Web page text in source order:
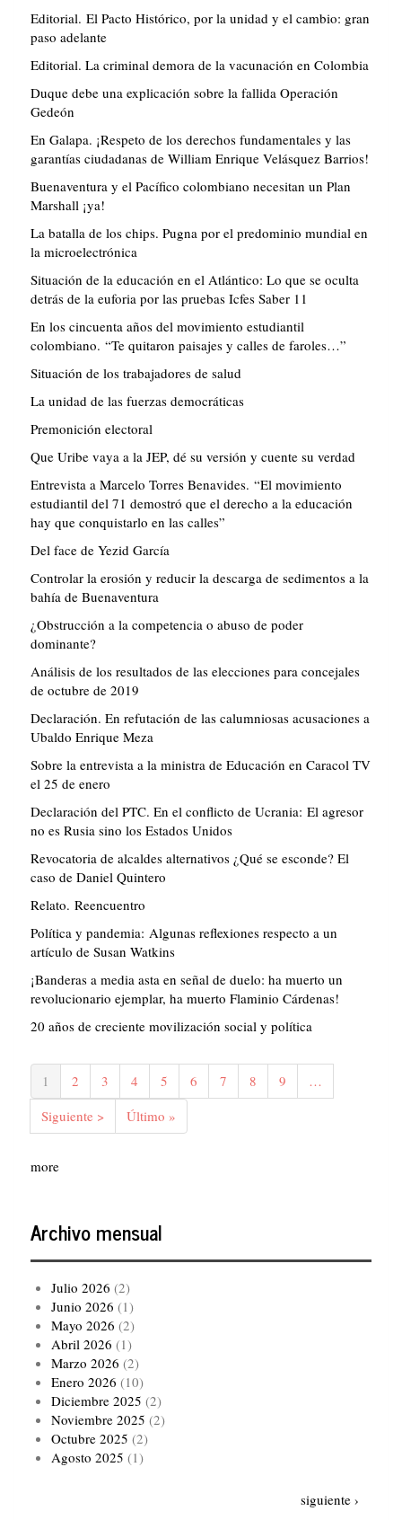
Editorial. El Pacto Histórico, por la unidad y el cambio: gran
paso adelante
Editorial. La criminal demora de la vacunación en Colombia
Duque debe una explicación sobre la fallida Operación
Gedeón
En Galapa. ¡Respeto de los derechos fundamentales y las
garantías ciudadanas de William Enrique Velásquez Barrios!
Buenaventura y el Pacífico colombiano necesitan un Plan
Marshall ¡ya!
La batalla de los chips. Pugna por el predominio mundial en
la microelectrónica
Situación de la educación en el Atlántico: Lo que se oculta
detrás de la euforia por las pruebas Icfes Saber 11
En los cincuenta años del movimiento estudiantil
colombiano. “Te quitaron paisajes y calles de faroles…”
Situación de los trabajadores de salud
La unidad de las fuerzas democráticas
Premonición electoral
Que Uribe vaya a la JEP, dé su versión y cuente su verdad
Entrevista a Marcelo Torres Benavides. “El movimiento
estudiantil del 71 demostró que el derecho a la educación
hay que conquistarlo en las calles”
Del face de Yezid García
Controlar la erosión y reducir la descarga de sedimentos a la
bahía de Buenaventura
¿Obstrucción a la competencia o abuso de poder
dominante?
Análisis de los resultados de las elecciones para concejales
de octubre de 2019
Declaración. En refutación de las calumniosas acusaciones a
Ubaldo Enrique Meza
Sobre la entrevista a la ministra de Educación en Caracol TV
el 25 de enero
Declaración del PTC. En el conflicto de Ucrania: El agresor
no es Rusia sino los Estados Unidos
Revocatoria de alcaldes alternativos ¿Qué se esconde? El
caso de Daniel Quintero
Relato. Reencuentro
Política y pandemia: Algunas reflexiones respecto a un
artículo de Susan Watkins
¡Banderas a media asta en señal de duelo: ha muerto un
revolucionario ejemplar, ha muerto Flaminio Cárdenas!
20 años de creciente movilización social y política
Paginación
Página
actual
1 Página
2 Página
3 Página
4 Página
5 Página
6 Página
7 Página
8 Página
9
…
Siguiente
página
Siguiente >
Última
página
Último »
more
Archivo mensual
Julio 2026 (2)
Junio 2026 (1)
Mayo 2026 (2)
Abril 2026 (1)
Marzo 2026 (2)
Enero 2026 (10)
Diciembre 2025 (2)
Noviembre 2025 (2)
Octubre 2025 (2)
Agosto 2025 (1)
Siguiente
siguiente ›